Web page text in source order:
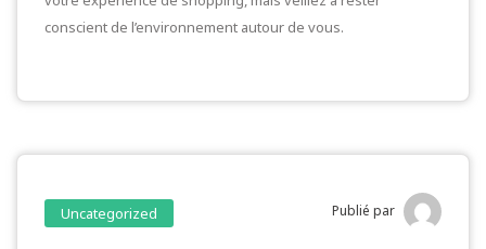
conscient de l’environnement autour de vous.
Uncategorized Publié par